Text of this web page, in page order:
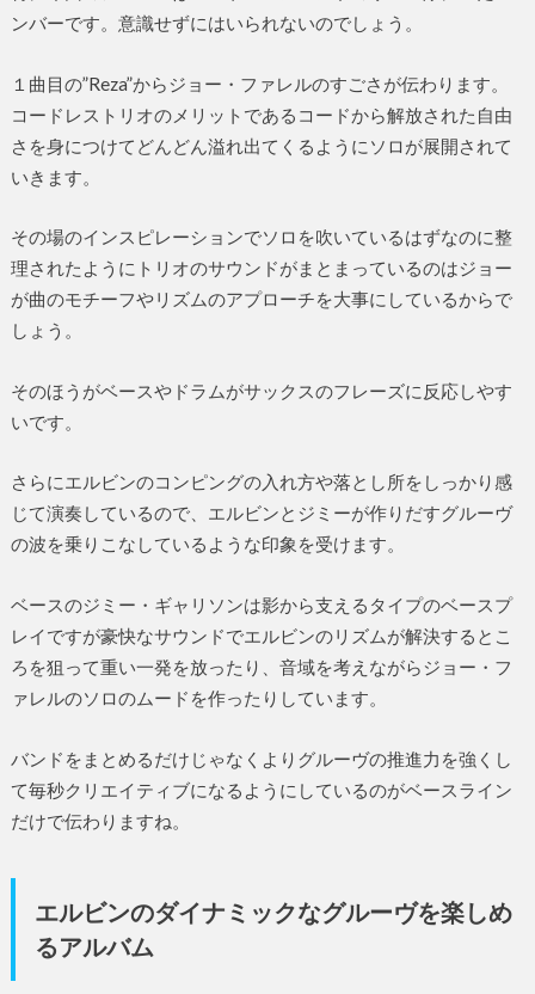
ンバーです。意識せずにはいられないのでしょう。
１曲目の”Reza”からジョー・ファレルのすごさが伝わります。
コードレストリオのメリットであるコードから解放された自由
さを身につけてどんどん溢れ出てくるようにソロが展開されて
いきます。
その場のインスピレーションでソロを吹いているはずなのに整
理されたようにトリオのサウンドがまとまっているのはジョー
が曲のモチーフやリズムのアプローチを大事にしているからで
しょう。
そのほうがベースやドラムがサックスのフレーズに反応しやす
いです。
さらにエルビンのコンピングの入れ方や落とし所をしっかり感
じて演奏しているので、エルビンとジミーが作りだすグルーヴ
の波を乗りこなしているような印象を受けます。
ベースのジミー・ギャリソンは影から支えるタイプのベースプ
レイですが豪快なサウンドでエルビンのリズムが解決するとこ
ろを狙って重い一発を放ったり、音域を考えながらジョー・フ
ァレルのソロのムードを作ったりしています。
バンドをまとめるだけじゃなくよりグルーヴの推進力を強くし
て毎秒クリエイティブになるようにしているのがベースライン
だけで伝わりますね。
エルビンのダイナミックなグルーヴを楽しめ
るアルバム